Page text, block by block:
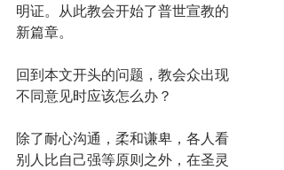
明证。从此教会开始了普世宣教的
新篇章。
回到本文开头的问题，教会众出现
不同意见时应该怎么办？
除了耐心沟通，柔和谦卑，各人看
别人比自己强等原则之外，在圣灵